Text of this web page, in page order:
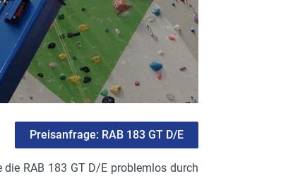
Preisanfrage: RAB 183 GT D/E
RAB 183 GT D/E problemlos durch